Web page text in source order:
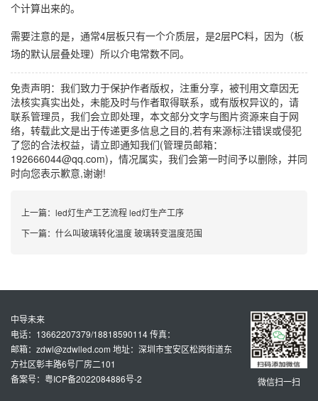
个计算出来的。
需要注意的是，通常4层板只有一个介质层，是2层PC料，因为（板
场的默认层叠处理）所以介电常数不同。
免责声明：我们致力于保护作者版权，注重分享，被刊用文章因无
法核实真实出处，未能及时与作者取得联系，或有版权异议的，请
联系管理员，我们会立即处理，本文部分文字与图片资源来自于网
络，转载此文是出于传递更多信息之目的,若有来源标注错误或侵犯
了您的合法权益，请立即通知我们(管理员邮箱：
192666044@qq.com)，情况属实，我们会第一时间予以删除，并同
时向您表示歉意,谢谢!
上一篇： led灯生产工艺流程 led灯生产工序
下一篇： 什么叫玻璃转化温度 玻璃转变温度范围
微信扫一扫
中导未来
电话：13662207379/18818590114 传真：
邮箱：zdwl@zdwlled.com 地址：深圳市宝安区松岗街道东
方社区彰丰路6号厂房二101
备案号：粤ICP备2022084886号-2